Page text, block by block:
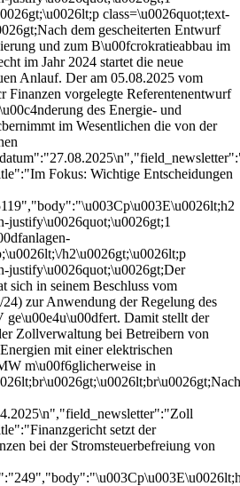
class=\u0026quot;text-
dem gescheiterten Entwurf
und zum B\u00fcrokratieabbau im
im Jahr 2024 startet die neue
Anlauf. Der am 05.08.2025 vom
Finanzen vorgelegte Referentenentwurf
des Energie- und
im Wesentlichen die von der
Fokus: Wichtige Entscheidungen
justify\u0026quot;\u0026gt;1
h2\u0026gt;\u0026lt;p
justify\u0026quot;\u0026gt;Der
sich in seinem Beschluss vom
zur Anwendung der Regelung des
ge\u00e4u\u00dfert. Damit stellt der
Zollverwaltung bei Betreibern von
mit einer elektrischen
m\u00f6glicherweise in
setzt der
bei der Stromsteuerbefreiung von